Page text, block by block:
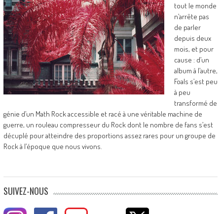
tout le monde
n’arrête pas
de parler
depuis deux
mois, et pour
cause : d’un
album à l’autre,
Foals s’est peu
à peu
transformé de
génie d’un Math Rock accessible et racé à une véritable machine de
guerre, un rouleau compresseur du Rock dont le nombre de fans s’est
décuplé pour atteindre des proportions assez rares pour un groupe de
Rock à l’époque que nous vivons.
SUIVEZ-NOUS